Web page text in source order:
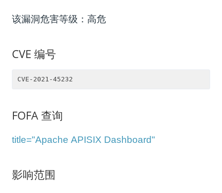
该漏洞危害等级：高危
CVE 编号
CVE-2021-45232
FOFA 查询
title="Apache APISIX Dashboard"
影响范围